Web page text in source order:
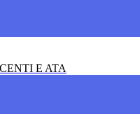
E ATA